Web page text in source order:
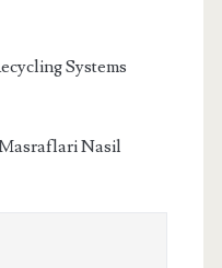
Systems
Nasil